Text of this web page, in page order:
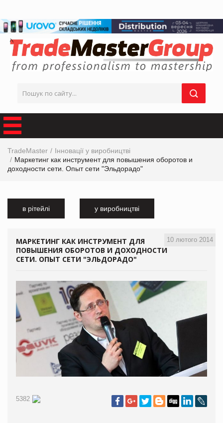
TradeMaster
Інновації у виробництві
Маркетинг как инструмент для повышения оборотов и
доходности сети. Опыт сети "Эльдорадо"
в рітейлі у виробництві
10 лютого 2014
МАРКЕТИНГ КАК ИНСТРУМЕНТ ДЛЯ
ПОВЫШЕНИЯ ОБОРОТОВ И ДОХОДНОСТИ
СЕТИ. ОПЫТ СЕТИ "ЭЛЬДОРАДО"
5382